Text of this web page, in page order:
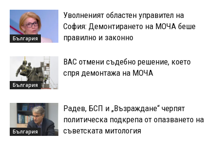
България
Уволненият областен управител на
София: Демонтирането на МОЧА беше
правилно и законно
България
ВАС отмени съдебно решение, което
спря демонтажа на МОЧА
България
Радев, БСП и „Възраждане“ черпят
политическа подкрепа от опазването на
съветската митология